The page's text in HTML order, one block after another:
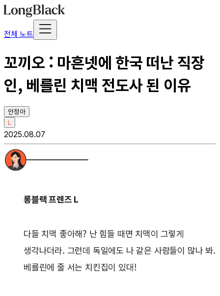
전체 노트
꼬끼오 : 마흔넷에 한국 떠난 직장
인, 베를린 치맥 전도사 된 이유
안정아
L
2025.08.07
롱블랙 프렌즈 L
다들 치맥 좋아해? 난 힘들 때면 치맥이 그렇게
생각나더라. 그런데 독일에도 나 같은 사람들이 많나 봐.
베를린에 줄 서는 치킨집이 있대!